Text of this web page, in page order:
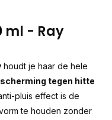
ml - Ray
houdt je haar de hele
tegen hitte
pluis effect is de
te houden zonder